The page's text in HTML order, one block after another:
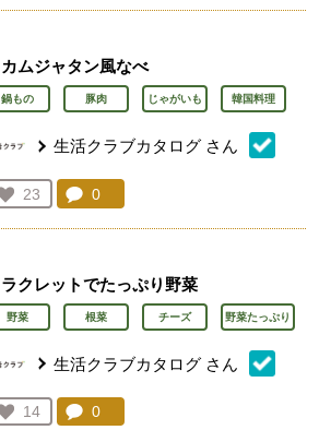
カムジャタン風なべ
鍋もの 豚肉 じゃがいも 韓国料理
生活クラブカタログ さん
お気に入り登録：
23
人が登録
コメント：
0
ラクレットでたっぷり野菜
野菜 根菜 チーズ 野菜たっぷり
生活クラブカタログ さん
お気に入り登録：
14
人が登録
コメント：
0